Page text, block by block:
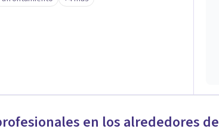
en los alrededores de